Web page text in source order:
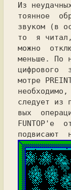
Из
тоянное
звуком (в
то
я
можно
меньше. По
цифрового
мотре
следует из
вых
FUNTOP'е
подвисают